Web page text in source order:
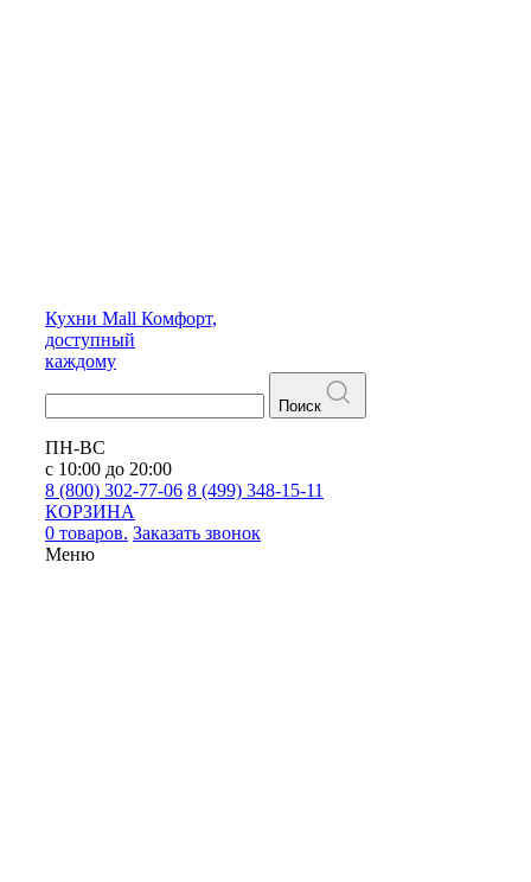
Кухни Mall Комфорт,
доступный
каждому
Поиск
ПН-ВС
с 10:00 до 20:00
8 (800) 302-77-06 8 (499) 348-15-11
КОРЗИНА
0 товаров. Заказать звонок
Меню